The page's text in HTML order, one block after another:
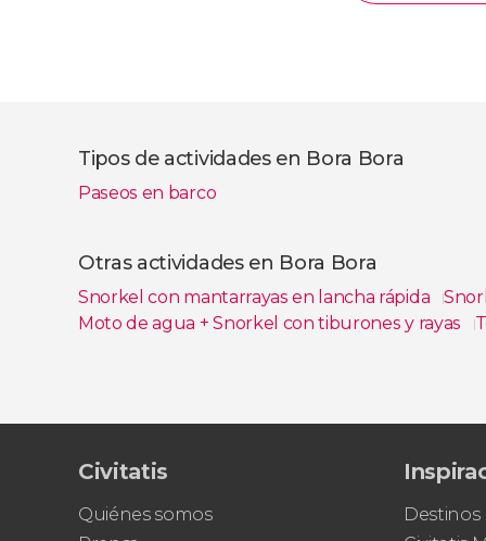
Tipos de actividades en Bora Bora
Paseos en barco
Otras actividades en Bora Bora
Snorkel con mantarrayas en lancha rápida
Moto de agua + Snorkel con tiburones y rayas
Civitatis
Quiénes somos
Destinos